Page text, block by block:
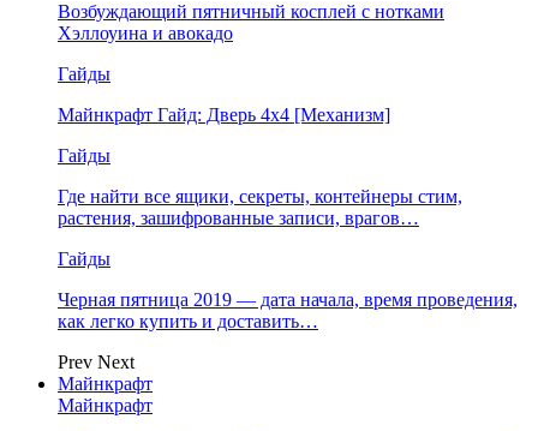
Возбуждающий пятничный косплей с нотками
Хэллоуина и авокадо
Гайды
Майнкрафт Гайд: Дверь 4х4 [Механизм]
Гайды
Где найти все ящики, секреты, контейнеры стим,
растения, зашифрованные записи, врагов…
Гайды
Черная пятница 2019 — дата начала, время проведения,
как легко купить и доставить…
Prev Next
Майнкрафт
Майнкрафт